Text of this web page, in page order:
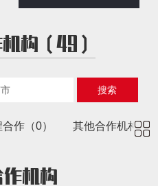
构（49）
搜索
作（0） 其他合作机构（
机构